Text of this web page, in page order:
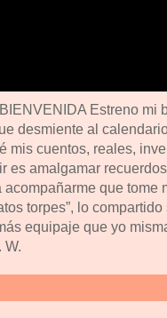
Estreno mi
desmiente al
mis cuentos, reales,
es amalgamar
acompañarme que tome
torpes”, lo
equipaje que yo
W.